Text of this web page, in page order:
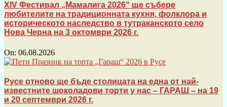
XIV Фестивал „Мамалига 2026“ ще събере
любителите на традиционната кухня, фолклора и
историческото наследство в тутраканското село
Нова Черна на 3 октомври 2026 г.
On: 06.08.2026
Русе отново ще бъде столицата на една от най-
известните шоколадови торти у нас – ГАРАШ – на 19
и 20 септември 2026 г.